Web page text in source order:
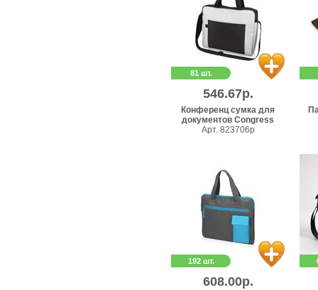
81 шт.
546.67р.
Конференц сумка для
документов Congress
Арт. 823706p
192 шт.
608.00р.